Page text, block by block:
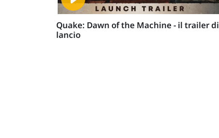
Quake: Dawn of the Machine - il trailer di
lancio